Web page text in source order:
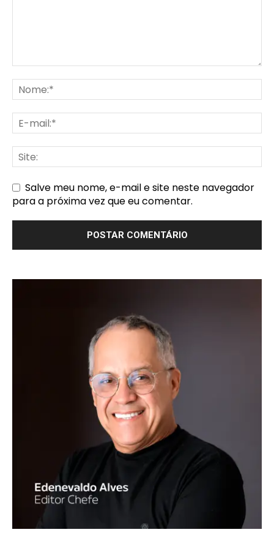
Salve meu nome, e-mail e site neste navegador
para a próxima vez que eu comentar.